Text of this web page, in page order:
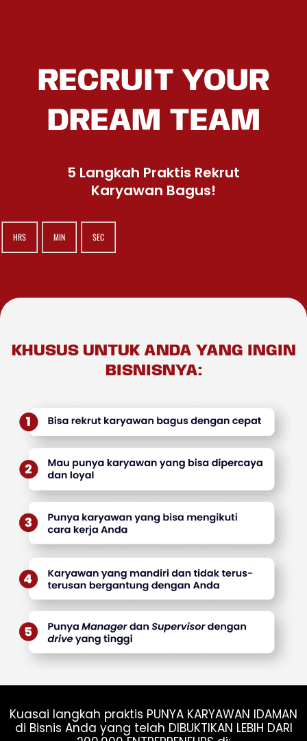
RECRUIT YOUR
DREAM TEAM
5 Langkah Praktis Rekrut
Karyawan Bagus!
HRS MIN SEC
KHUSUS UNTUK ANDA YANG INGIN
BISNISNYA:
Kuasai langkah praktis PUNYA KARYAWAN IDAMAN
di Bisnis Anda yang telah DIBUKTIKAN LEBIH DARI